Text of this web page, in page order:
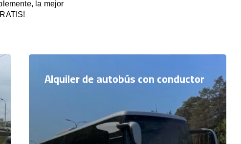
la mejor
Alquiler de autobús con conductor